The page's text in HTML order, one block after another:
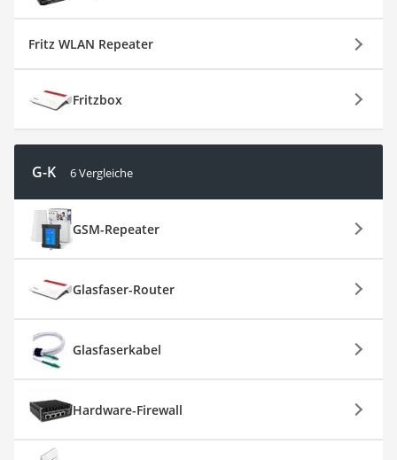
Fritz WLAN Repeater
Fritzbox
G-K 6 Vergleiche
GSM-Repeater
Glasfaser-Router
Glasfaserkabel
Hardware-Firewall